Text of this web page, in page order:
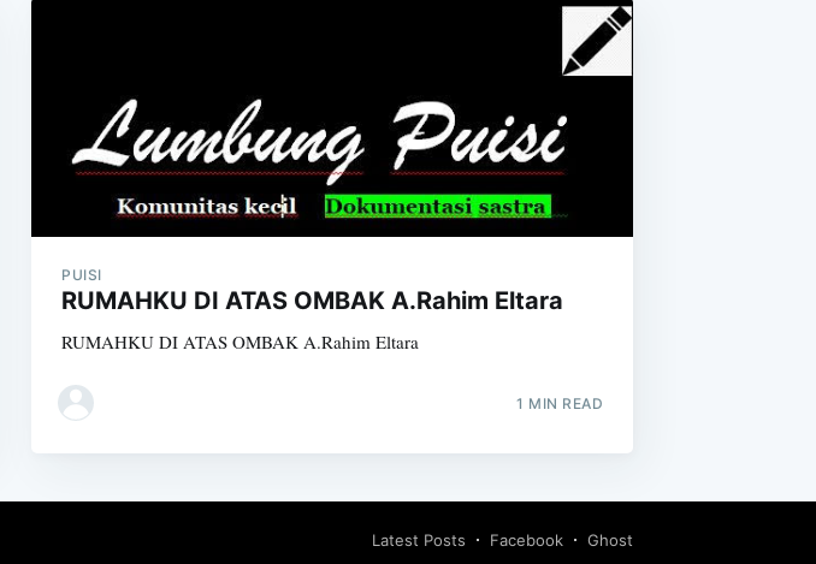
PUISI
RUMAHKU DI ATAS OMBAK A.Rahim Eltara
RUMAHKU DI ATAS OMBAK A.Rahim Eltara
1 MIN READ
Latest Posts Facebook Ghost